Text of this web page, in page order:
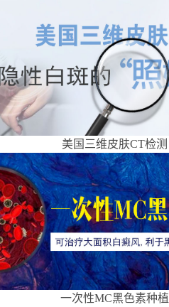
美国三维皮肤CT检测
一次性MC黑色素种植